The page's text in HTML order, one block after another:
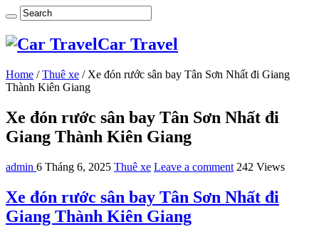
Car Travel
Home / Thuê xe / Xe đón rước sân bay Tân Sơn Nhất đi Giang
Thành Kiên Giang
Xe đón rước sân bay Tân Sơn Nhất đi
Giang Thành Kiên Giang
admin 6 Tháng 6, 2025 Thuê xe Leave a comment 242 Views
Xe đón rước sân bay Tân Sơn Nhất đi
Giang Thành Kiên Giang